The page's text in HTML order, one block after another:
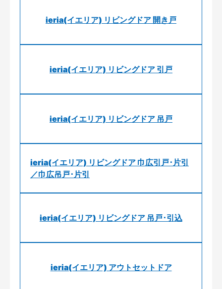
ieria(イエリア) リビングドア 開き戸
ieria(イエリア) リビングドア 引戸
ieria(イエリア) リビングドア 吊戸
ieria(イエリア) リビングドア 巾広引戸･片引
／巾広吊戸･片引
ieria(イエリア) リビングドア 吊戸･引込
ieria(イエリア) アウトセットドア